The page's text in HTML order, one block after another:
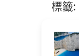
標籤: